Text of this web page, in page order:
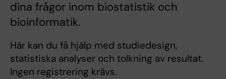
dina frågor inom biostatistik och
bioinformatik.
Här kan du få hjälp med studiedesign,
statistiska analyser och tolkning av resultat.
Ingen registrering krävs.